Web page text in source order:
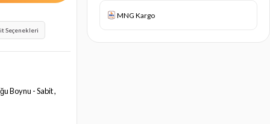
Seçenekleri
Boynu - Sabit ,
MNG Kargo